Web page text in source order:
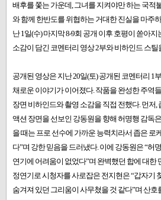
배후를 쫓는 가운데, 그녀를 지켜야만 하는 국적
와 함께 한반도를 위협하는 거대한 진실을 마주
난 1일(수) 마지막 8-9회 공개 이후 호평이 쏟아
소감이 담긴 코멘터리 영상 2부와 비하인드 스틸
공개된 영상은 지난 20일(토) 공개된 코멘터리 1
채로운 이야기가 이어졌다. 작품을 완성한 주역
장면 비하인드와 촬영 소감을 직접 전했다. 먼저
액션 장면을 선보인 강동원을 향해 허명행 감독
을 때는 프로 선수에 가까운 능력치라서 좁은 로
다”며 강한 믿음을 드러냈다. 이에 강동원은 “허
연기에 어려움이 없었다”며 완벽했던 합에 대한
정연기로 시청자를 사로잡은 전지현은 “갑자기
숨겨져 있던 그리움이 사무쳤을 것 같다”며 산호